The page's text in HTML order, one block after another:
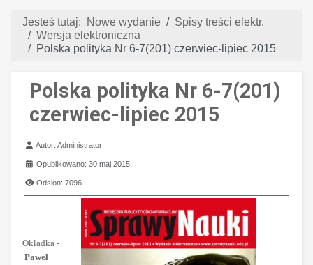
Jesteś tutaj: Nowe wydanie
Spisy treści elektr.
Wersja elektroniczna
Polska polityka Nr 6-7(201) czerwiec-lipiec 2015
Polska polityka Nr 6-7(201)
czerwiec-lipiec 2015
Szczegóły
Autor:Administrator
Opublikowano: 30 maj 2015
Odsłon: 7096
Okładka -
Paweł